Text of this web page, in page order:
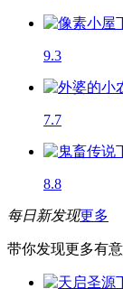
9.3
7.7
8.8
每日新发现更多
带你发现更多有